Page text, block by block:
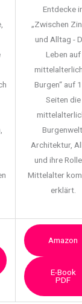
Entdecke
„Zwischen
und Alltag -
Leben auf
Burgen“ auf
Seiten die
Architektur,
und ihre
Mittelalter
erklärt.
Amazon
E-Book
PDF